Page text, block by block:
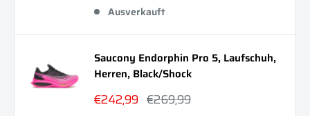
Ausverkauft
Saucony Endorphin Pro 5, Laufschuh,
Herren, Black/Shock
Sonderpreis
€242,99 Normalpreis
€269,99